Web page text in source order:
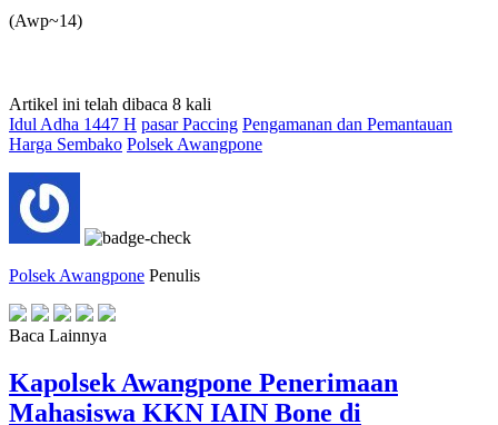
‎(Awp~14)
Artikel ini telah dibaca 8 kali
Idul Adha 1447 H pasar Paccing Pengamanan dan Pemantauan
Harga Sembako Polsek Awangpone
Polsek Awangpone Penulis
Baca Lainnya
‎Kapolsek Awangpone Penerimaan
Mahasiswa KKN IAIN Bone di